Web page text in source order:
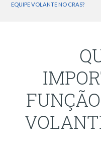
EQUIPE VOLANTE NO CRAS?